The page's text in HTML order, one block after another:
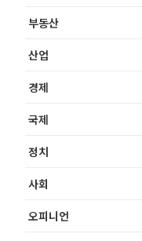
부동산
산업
경제
국제
정치
사회
오피니언